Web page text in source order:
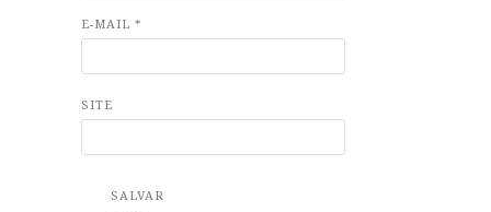
E-MAIL *
SITE
SALVAR